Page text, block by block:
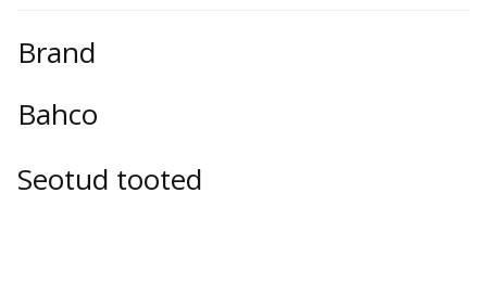
Brand
Bahco
Seotud tooted